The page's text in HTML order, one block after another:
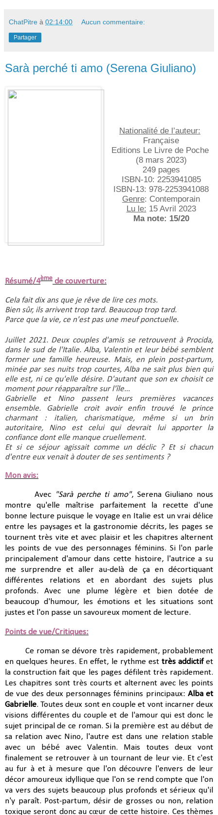
ChatPitre à 02:14:00 Aucun commentaire:
Partager
Sarà perché ti amo (Serena Giuliano)
Nationalité de l’auteur:
Française
Editions Le Livre de Poche
(8 mars 2023)
249 pages
ISBN-10:‎ 2253941085
ISBN-13:‎ 978-2253941088
Genre: Contemporain
Lu le: 15 Avril 2023
Ma note: 15/20
Résumé/4ème de couverture:
Cela fait dix ans que je rêve de lire ces mots.
Bien sûr, ils arrivent trop tard. Beaucoup trop tard.
Parce que la vie, ce n'est pas une meuf ponctuelle.
Juillet 2021. Deux couples d'amis se retrouvent à Procida,
dans le sud de l'Italie. Alba, Valentin et leur bébé semblent
former une famille heureuse. Mais, en plein post-partum,
minée par ses nuits trop courtes, Alba ne sait plus bien qui
elle est, ni ce qu'elle désire. D'autant que son ex choisit ce
moment pour réapparaître sur l'île...
Gabrielle et Nino passent leurs premières vacances
ensemble. Gabrielle croit avoir enfin trouvé le prince
charmant : italien, charismatique, même si un brin
autoritaire, Nino est celui qui devrait lui apporter la
confiance dont elle manque cruellement.
Et si ce séjour agissait comme un déclic ? Et si chacun
d'entre eux venait à douter de ses sentiments ?
Mon avis:
Avec "Sarà perche ti amo", Serena Giuliano nous
montre qu'elle maîtrise parfaitement la recette d'une
bonne lecture puisque le voyage en Italie est un vrai délice
entre les paysages et la gastronomie décrits, les pages se
tournent très vite et avec plaisir et les chapitres alternent
les points de vue des personnages féminins. Si l'on parle
principalement d'amour dans cette histoire, l'autrice a su
me surprendre et aller au-delà de ça en décortiquant
différentes relations et en abordant des sujets plus
profonds. Avec une plume légère et bien dotée de
beaucoup d'humour, les émotions et les situations sont
justes et l'on passe un savoureux moment de lecture.
Points de vue/Critiques:
Ce roman se dévore très rapidement, probablement
en quelques heures. En effet, le rythme est très addictifet
la construction fait que les pages défilent très rapidement.
Les chapitres sont très courts et alternent avec les points
de vue des deux personnages féminins principaux: Alba et
Gabrielle. Toutes deux sont en couple et vont incarner deux
visions différentes du couple et de l'amour qui est donc le
sujet principal de ce roman. Si la première est au début de
sa relation avec Nino, l'autre est dans une relation stable
avec un bébé avec Valentin. Mais toutes deux vont
finalement se retrouver à un tournant de leur vie. Et c'est
au fur à et à mesure que l'on découvre l'envers de leur
décor amoureux idyllique que l'on se rend compte que l'on
va vers des sujets beaucoup plus profonds et sérieux qu'il
n'y paraît. Post-partum, désir de grosses ou non, relation
toxique seront donc au cœur de cette histoire. Ces thèmes